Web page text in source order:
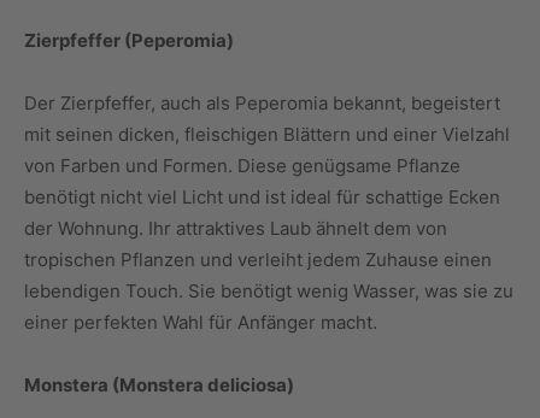
Zierpfeffer (Peperomia)
Der Zierpfeffer, auch als Peperomia bekannt, begeistert
mit seinen dicken, fleischigen Blättern und einer Vielzahl
von Farben und Formen. Diese genügsame Pflanze
benötigt nicht viel Licht und ist ideal für schattige Ecken
der Wohnung. Ihr attraktives Laub ähnelt dem von
tropischen Pflanzen und verleiht jedem Zuhause einen
lebendigen Touch. Sie benötigt wenig Wasser, was sie zu
einer perfekten Wahl für Anfänger macht.
Monstera (Monstera deliciosa)